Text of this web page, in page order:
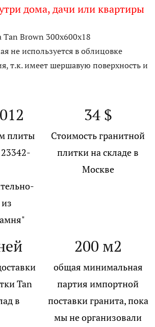
дома, дачи или квартиры
Tan Brown 300x600x18
не используется в облицовке
т.к. имеет шершавую поверхность и
плиты
34 $
Стоимость гранитной
плитки на складе в
Москве
Tan
в
200 м2
общая минимальная
партия импортной
поставки гранита, пока
мы не организовали